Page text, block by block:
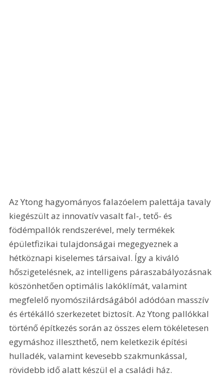
Az Ytong hagyományos falazóelem palettája tavaly
kiegészült az innovatív vasalt fal-, tető- és
födémpallók rendszerével, mely termékek
épületfizikai tulajdonságai megegyeznek a
hétköznapi kiselemes társaival. Így a kiváló
hőszigetelésnek, az intelligens páraszabályozásnak
köszönhetően optimális lakó­klímát, valamint
megfelelő nyomószilárdságából adódóan masszív
és értékálló szerkezetet biztosít. Az Ytong pallókkal
történő építkezés során az összes elem tökéletesen
egymáshoz illeszthető, nem keletkezik építési
hulladék, valamint kevesebb szakmunkással,
rövidebb idő alatt készül el a családi ház.